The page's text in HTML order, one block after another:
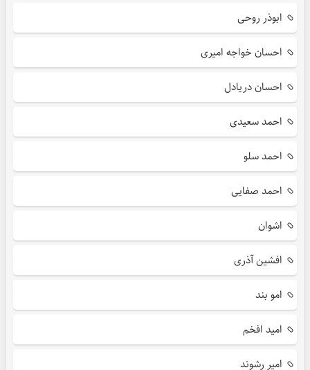
ابوذر روحی
احسان خواجه امیری
احسان دریادل
احمد سعیدی
احمد سلو
احمد صفایی
اشوان
افشین آذری
امو بند
امید افخم
امیر رشوند